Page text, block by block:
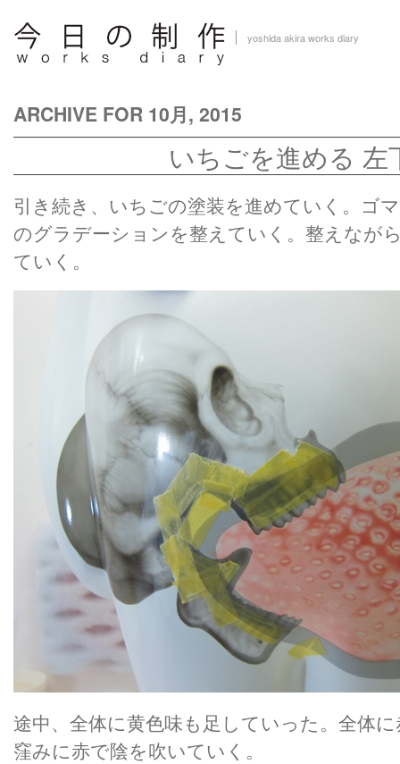
yoshida akira works diary
ARCHIVE FOR 10月, 2015
いちごを進める 左
引き続き、いちごの塗装を進めていく。ゴ
のグラデーションを整えていく。整えなが
ていく。
途中、全体に黄色味も足していった。全体
窪みに赤で陰を吹いていく。